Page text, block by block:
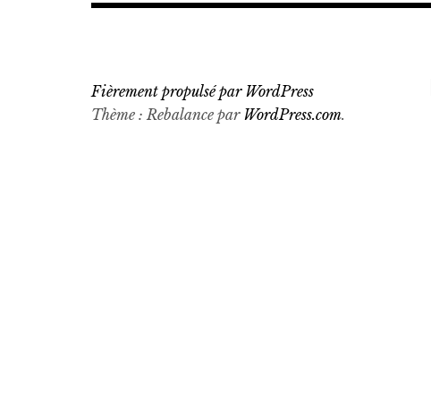
Fièrement propulsé par WordPress
Thème : Rebalance par WordPress.com.